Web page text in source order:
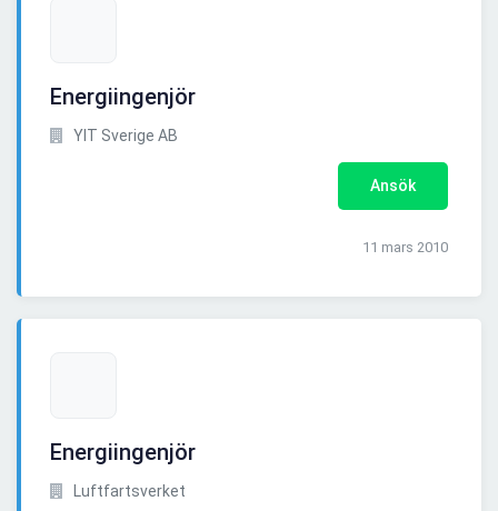
Energiingenjör
YIT Sverige AB
Ansök
11 mars 2010
Energiingenjör
Luftfartsverket